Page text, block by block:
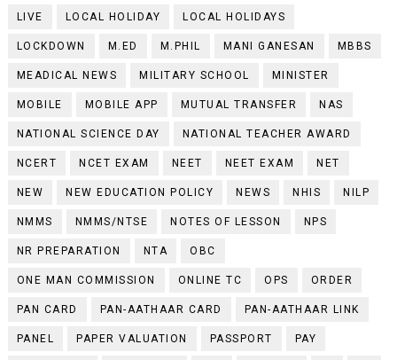
LIVE LOCAL HOLIDAY LOCAL HOLIDAYS
LOCKDOWN M.ED M.PHIL MANI GANESAN MBBS
MEADICAL NEWS MILITARY SCHOOL MINISTER
MOBILE MOBILE APP MUTUAL TRANSFER NAS
NATIONAL SCIENCE DAY NATIONAL TEACHER AWARD
NCERT NCET EXAM NEET NEET EXAM NET
NEW NEW EDUCATION POLICY NEWS NHIS NILP
NMMS NMMS/NTSE NOTES OF LESSON NPS
NR PREPARATION NTA OBC
ONE MAN COMMISSION ONLINE TC OPS ORDER
PAN CARD PAN-AATHAAR CARD PAN-AATHAAR LINK
PANEL PAPER VALUATION PASSPORT PAY